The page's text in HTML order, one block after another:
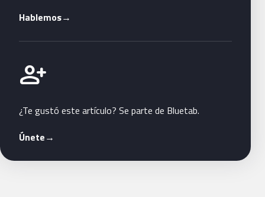
Hablemos→
person_add
Únete a Bluetab
¿Te gustó este artículo? Se parte de Bluetab.
Únete→